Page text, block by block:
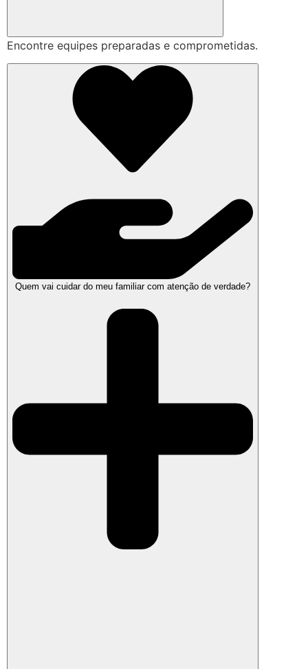
Encontre equipes preparadas e comprometidas.
Quem vai cuidar do meu familiar com atenção de verdade?